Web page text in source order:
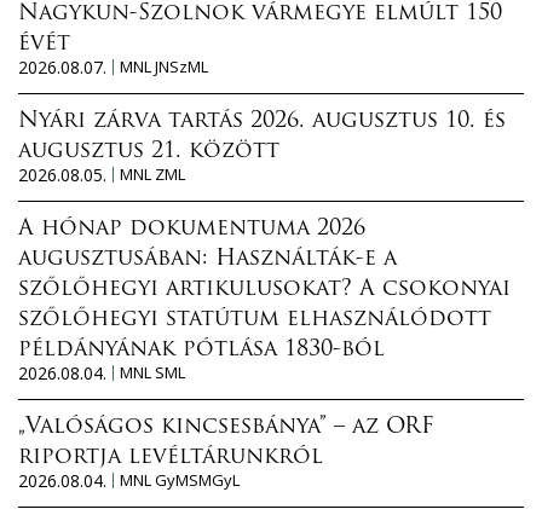
Nagykun-Szolnok vármegye elmúlt 150
évét
2026.08.07.
MNL JNSzML
Nyári zárva tartás 2026. augusztus 10. és
augusztus 21. között
2026.08.05.
MNL ZML
A hónap dokumentuma 2026
augusztusában: Használták-e a
szőlőhegyi artikulusokat? A csokonyai
szőlőhegyi statútum elhasználódott
példányának pótlása 1830-ból
2026.08.04.
MNL SML
„Valóságos kincsesbánya” – az ORF
riportja levéltárunkról
2026.08.04.
MNL GyMSMGyL